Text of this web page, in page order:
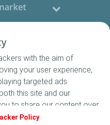
nous
with the aim of
your user experience,
targeted ads
this site and our
to share our content over
French legislation,
Policy